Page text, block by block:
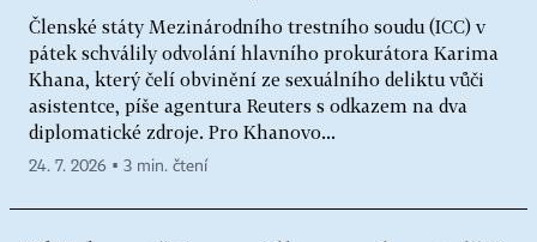
Členské státy Mezinárodního trestního soudu (ICC) v
pátek schválily odvolání hlavního prokurátora Karima
Khana, který čelí obvinění ze sexuálního deliktu vůči
asistentce, píše agentura Reuters s odkazem na dva
diplomatické zdroje. Pro Khanovo...
24. 7. 2026 ▪ 3 min. čtení